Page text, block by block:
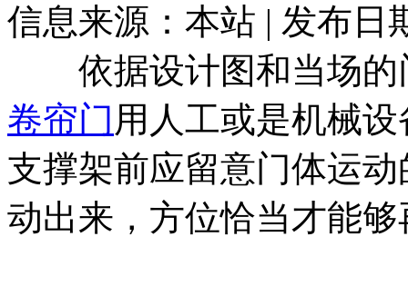
信息来源：本站 | 发布日
依据设计图和当场的
卷帘门用人工或是机械
支撑架前应留意门体运
动出来，方位恰当才能够